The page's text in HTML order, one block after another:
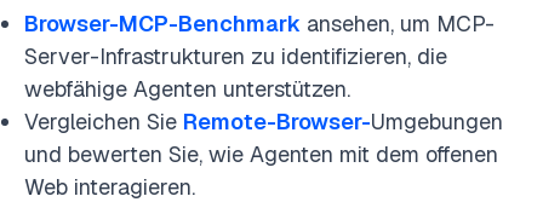
Browser-MCP-Benchmark ansehen, um MCP-
Server-Infrastrukturen zu identifizieren, die
webfähige Agenten unterstützen.
Vergleichen Sie Remote-Browser-Umgebungen
und bewerten Sie, wie Agenten mit dem offenen
Web interagieren.